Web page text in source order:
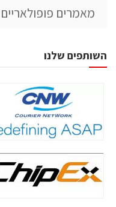
מאמרים פופולאריים
השותפים שלנו